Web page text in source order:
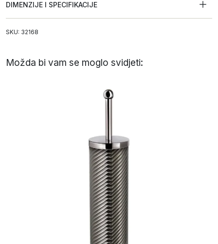
DIMENZIJE I SPECIFIKACIJE
SKU: 32168
Možda bi vam se moglo svidjeti: